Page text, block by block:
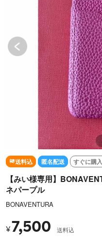
送料込 匿名配送 すぐに購
【みい様専用】
ネパープル
BONAVENTURA
¥7,500 送料込